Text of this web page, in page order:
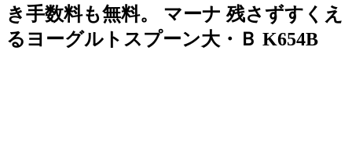
き手数料も無料。 マーナ 残さずすくえ
るヨーグルトスプーン大・Ｂ K654B